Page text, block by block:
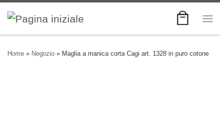
Skip to content
Home » Negozio » Maglia a manica corta Cagi art. 1328 in puro cotone